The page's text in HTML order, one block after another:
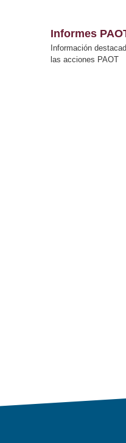
Informes
Información
las acciones PAOT